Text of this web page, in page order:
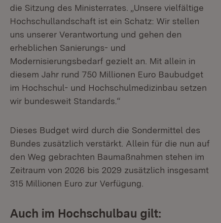
die Sitzung des Ministerrates. „Unsere vielfältige
Hochschullandschaft ist ein Schatz: Wir stellen
uns unserer Verantwortung und gehen den
erheblichen Sanierungs- und
Modernisierungsbedarf gezielt an. Mit allein in
diesem Jahr rund 750 Millionen Euro Baubudget
im Hochschul- und Hochschulmedizinbau setzen
wir bundesweit Standards.“
Dieses Budget wird durch die Sondermittel des
Bundes zusätzlich verstärkt. Allein für die nun auf
den Weg gebrachten Baumaßnahmen stehen im
Zeitraum von 2026 bis 2029 zusätzlich insgesamt
315 Millionen Euro zur Verfügung.
Auch im Hochschulbau gilt: